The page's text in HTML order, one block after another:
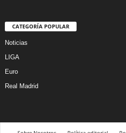
CATEGORÍA POPULAR
Noticias
LIGA
Euro
Real Madrid